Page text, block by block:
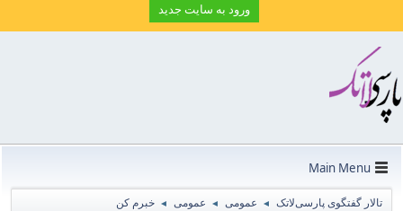
ورود به سایت جدید
Main Menu
تالار گفتگوی پارسی‌لاتک ◄ عمومی ◄ عمومی ◄ خبرم کن